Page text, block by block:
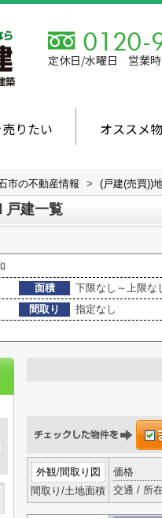
定休日/水曜日 営業
りたい オススメ
市の不動産情報 > (戸建(売買))
戸建一覧
面積 下限なし～上限な
間取り
指定なし
外観/間取り図
間取り/土地面積
価格
交通 / 所